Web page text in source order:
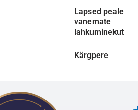
Lapsed peale
vanemate
lahkuminekut
Kärgpere